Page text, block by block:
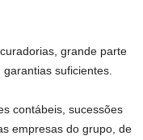
grande parte
suficientes.
contábeis, sucessões
empresas do grupo, de